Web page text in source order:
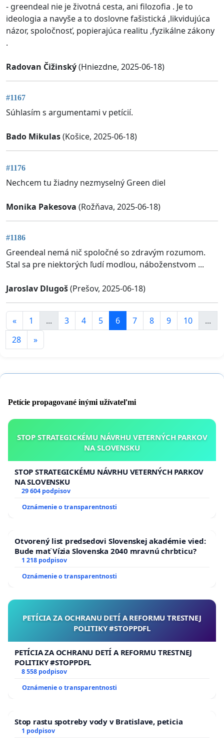
- greendeal nie je životná cesta, ani filozofia . Je to
ideologia a navyše a to doslovne fašistická ,likvidujúca
názor, spoločnosť, popierajúca realitu ,fyzikálne zákony
.
Radovan Čižinský(Hniezdne, 2025-06-18)
#1167
Súhlasím s argumentami v petícií.
Bado Mikulas(Košice, 2025-06-18)
#1176
Nechcem tu žiadny nezmyselný Green diel
Monika Pakesova (Rožňava, 2025-06-18)
#1186
Greendeal nemá nič spoločné so zdravým rozumom.
Stal sa pre niektorých ľudí modlou, náboženstvom ...
Jaroslav Dlugoš(Prešov, 2025-06-18)
« 1 ... 3 4 5 6 7 8 9 10
...
28
»
Petície propagované inými užívateľmi
STOP STRATEGICKÉMU NÁVRHU VETERNÝCH PARKOV
NA SLOVENSKU
STOP STRATEGICKÉMU NÁVRHU VETERNÝCH PARKOV
NA SLOVENSKU
29 604 podpisov
Oznámenie o transparentnosti
Otvorený list predsedovi Slovenskej akadémie vied:
Bude mať Vízia Slovenska 2040 mravnú chrbticu?
1 218 podpisov
Oznámenie o transparentnosti
PETÍCIA ZA OCHRANU DETÍ A REFORMU TRESTNEJ
POLITIKY #STOPPDFL
PETÍCIA ZA OCHRANU DETÍ A REFORMU TRESTNEJ
POLITIKY #STOPPDFL
8 558 podpisov
Oznámenie o transparentnosti
Stop rastu spotreby vody v Bratislave, peticia
1 podpisov